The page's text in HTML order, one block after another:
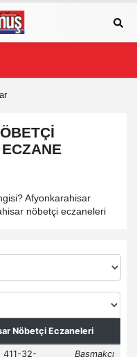
Afyonkarahisar
nöbetçi eczaneleri